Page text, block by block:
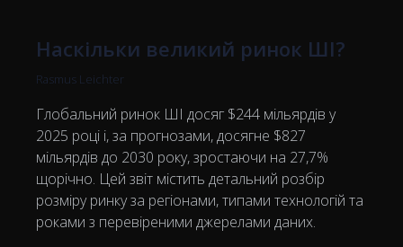
Наскільки великий ринок ШІ?
Rasmus Leichter
Глобальний ринок ШІ досяг $244 мільярдів у
2025 році і, за прогнозами, досягне $827
мільярдів до 2030 року, зростаючи на 27,7%
щорічно. Цей звіт містить детальний розбір
розміру ринку за регіонами, типами технологій та
роками з перевіреними джерелами даних.